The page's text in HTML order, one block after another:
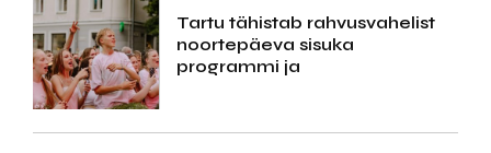
Tartu tähistab rahvusvahelist
noortepäeva sisuka
programmi ja